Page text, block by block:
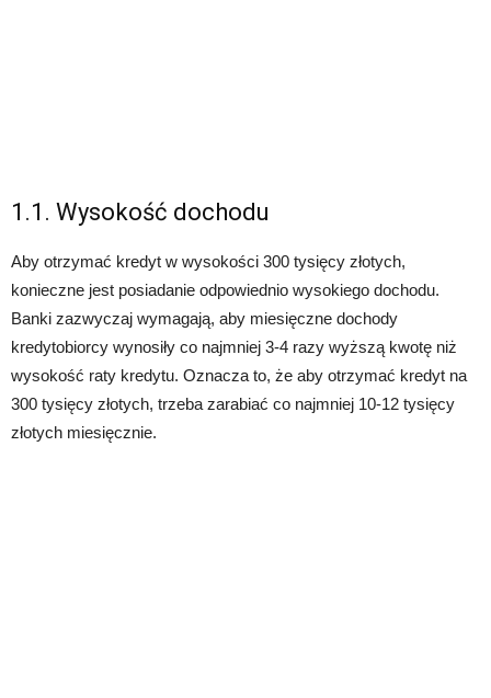
1.1. Wysokość dochodu
Aby otrzymać kredyt w wysokości 300 tysięcy złotych,
konieczne jest posiadanie odpowiednio wysokiego dochodu.
Banki zazwyczaj wymagają, aby miesięczne dochody
kredytobiorcy wynosiły co najmniej 3-4 razy wyższą kwotę niż
wysokość raty kredytu. Oznacza to, że aby otrzymać kredyt na
300 tysięcy złotych, trzeba zarabiać co najmniej 10-12 tysięcy
złotych miesięcznie.